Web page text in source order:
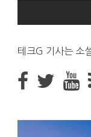
테크G 기사는 소